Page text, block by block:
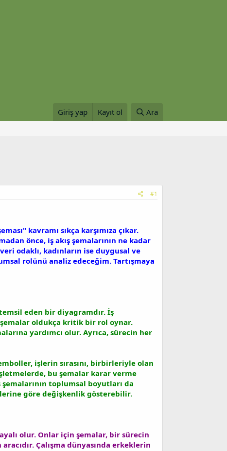
Giriş yap Kayıt ol Ara
#1
kavramı sıkça karşımıza çıkar.
önce, iş akış şemalarının ne kadar
odaklı, kadınların ise duygusal ve
rolünü analiz edeceğim. Tartışmaya
eden bir diyagramdır. İş
oldukça kritik bir rol oynar.
yardımcı olur. Ayrıca, sürecin her
işlerin sırasını, birbirleriyle olan
bu şemalar karar verme
toplumsal boyutları da
göre değişkenlik gösterebilir.
olur. Onlar için şemalar, bir sürecin
Çalışma dünyasında erkeklerin